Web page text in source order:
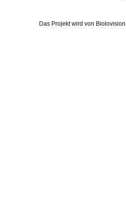
Das Projekt wird von